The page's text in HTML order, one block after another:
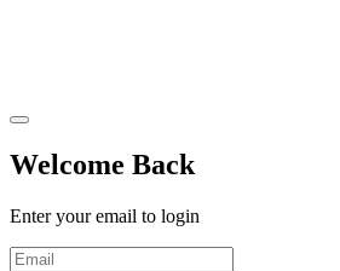
Welcome Back
Enter your email to login